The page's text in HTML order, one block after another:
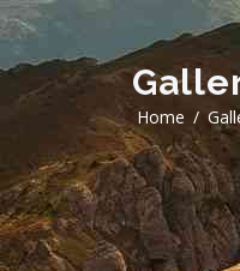
Home